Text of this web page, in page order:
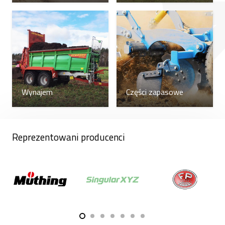
Kompaktomat, popularnie zwanyzagęszczarka
Posiada 3 sekcje wyrównujące. Przednia sekcja
wyrównująca znajduje się przed wałem. Takie
rozwiązanie pozwala na wyrównywanie nawet
największych nierówności.
Popularny, zawieszany kiełkownik Kompkaktomat
K300N o szerokości roboczej 3 m idealnie sprawdzi
przygotowania gleby przed siewem, dlatego
Ci precyzyjnie przygotować pola do nadchodzących
prac siewnych.
kiełkowniki, objęte są 24-miesięczną gwarancją,
Wynajem Części zapasowe
Reprezentowani producenci